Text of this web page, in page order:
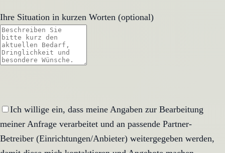
Ihre Situation in kurzen Worten (optional)
Ich willige ein, dass meine Angaben zur Bearbeitung
meiner Anfrage verarbeitet und an passende Partner-
Betreiber (Einrichtungen/Anbieter) weitergegeben werden,